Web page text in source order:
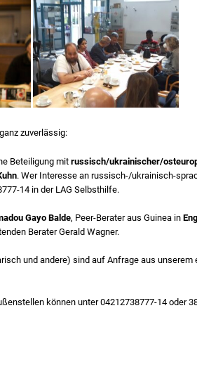
zuverlässig:
Beteiligung mit russisch/ukrainischer/
. Wer Interesse an russisch-/ukrainisch-
14 in der LAG Selbsthilfe.
Gayo Balde, Peer-Berater aus Guinea in
Berater Gerald Wagner.
und andere) sind auf Anfrage aus unserem
können unter 04212738777-14 oder